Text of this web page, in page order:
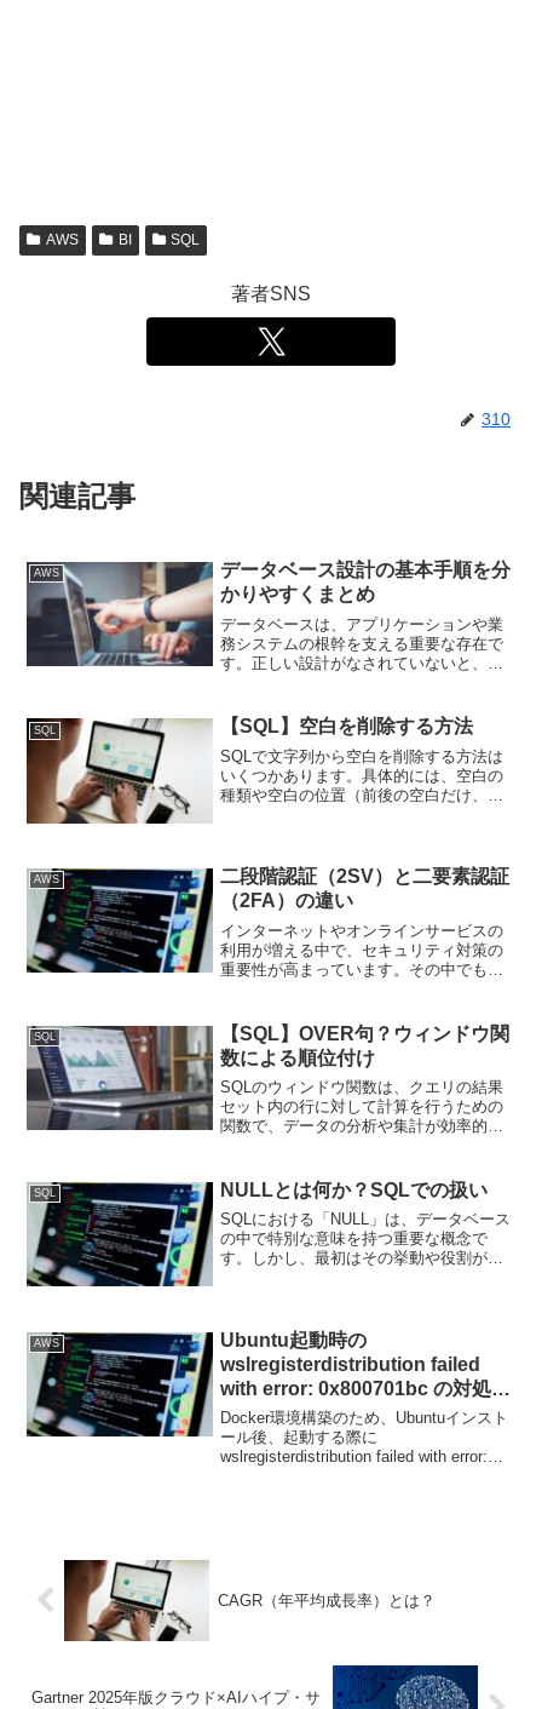
AWS BI SQL
著者SNS
310
関連記事
AWS
データベース設計の基本手順を分
かりやすくまとめ
データベースは、アプリケーションや業
務システムの根幹を支える重要な存在で
す。正しい設計がなされていないと、後
計の手順を、実務でよく使われる考え方
とともにまとめます。要件...
SQL 【SQL】空白を削除する方法
SQLで文字列から空白を削除する方法は
いくつかあります。具体的には、空白の
種類や空白の位置（前後の空白だけ、す
末尾の空白を削除...
AWS
二段階認証（2SV）と二要素認証
（2FA）の違い
インターネットやオンラインサービスの
利用が増える中で、セキュリティ対策の
重要性が高まっています。その中でも
authentication）」は、アカウン...
SQL
【SQL】OVER句？ウィンドウ関
数による順位付け
SQLのウィンドウ関数は、クエリの結果
セット内の行に対して計算を行うための
関数で、データの分析や集計が効率的に
OVER ( [PARTITION BY <列名>] [...
SQL NULLとは何か？SQLでの扱い
SQLにおける「NULL」は、データベース
の中で特別な意味を持つ重要な概念で
す。しかし、最初はその挙動や役割が少
ます。NULLが...
AWS
Ubuntu起動時の
wslregisterdistribution failed
with error: 0x800701bc の対処方
法
Docker環境構築のため、Ubuntuインスト
ール後、起動する際に
wslregisterdistribution failed with error:
CAGR（年平均成長率）とは？
Gartner 2025年版クラウド×AIハイプ・サ